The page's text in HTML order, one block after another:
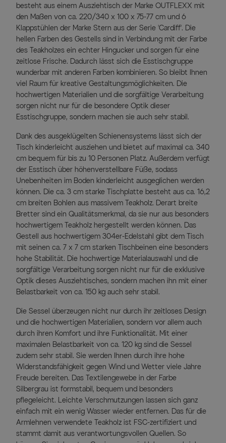
besteht aus einem Ausziehtisch der Marke OUTFLEXX mit
den Maßen von ca. 220/340 x 100 x 75-77 cm und 6
Klappstühlen der Marke Stern aus der Serie 'Cardiff'. Die
hellen Farben des Gestells sind in Verbindung mit der Farbe
des Teakholzes ein echter Hingucker und sorgen für eine
zeitlose Frische. Dadurch lässt sich die Esstischgruppe
wunderbar mit anderen Farben kombinieren. So bleibt Ihnen
viel Raum für kreative Gestaltungsmöglichkeiten. Die
hochwertigen Materialien und die sorgfältige Verarbeitung
sorgen nicht nur für die besondere Optik dieser
Esstischgruppe, sondern machen sie auch sehr stabil.
Dank des ausgeklügelten Schienensystems lässt sich der
Tisch kinderleicht ausziehen und bietet auf maximal ca. 340
cm bequem für bis zu 10 Personen Platz. Außerdem verfügt
der Esstisch über höhenverstellbare Füße, sodass
Unebenheiten im Boden kinderleicht ausgeglichen werden
können. Die ca. 3 cm starke Tischplatte besteht aus ca. 16,2
cm breiten Bohlen aus massivem Teakholz. Derart breite
Bretter sind ein Qualitätsmerkmal, da sie nur aus besonders
hochwertigem Teakholz hergestellt werden können. Das
Gestell aus hochwertigem 304er-Edelstahl gibt dem Tisch
mit seinen ca. 7 x 7 cm starken Tischbeinen eine besonders
hohe Stabilität. Die hochwertige Materialauswahl und die
sorgfältige Verarbeitung sorgen nicht nur für die exklusive
Optik dieses Ausziehtisches, sondern machen ihn mit einer
Belastbarkeit von ca. 150 kg auch sehr stabil.
Die Sessel überzeugen nicht nur durch ihr zeitloses Design
und die hochwertigen Materialien, sondern vor allem auch
durch ihren Komfort und ihre Funktionalität. Mit einer
maximalen Belastbarkeit von ca. 120 kg sind die Sessel
zudem sehr stabil. Sie werden Ihnen durch ihre hohe
Widerstandsfähigkeit gegen Wind und Wetter viele Jahre
Freude bereiten. Das Textilengewebe in der Farbe
Silbergrau ist formstabil, bequem und besonders
pflegeleicht. Leichte Verschmutzungen lassen sich ganz
einfach mit ein wenig Wasser wieder entfernen. Das für die
Armlehnen verwendete Teakholz ist FSC-zertifiziert und
stammt damit aus verantwortungsvollen Quellen. So